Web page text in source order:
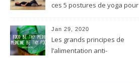
ces 5 postures de yoga pour
Jan 29, 2020
Les grands principes de
l’alimentation anti-